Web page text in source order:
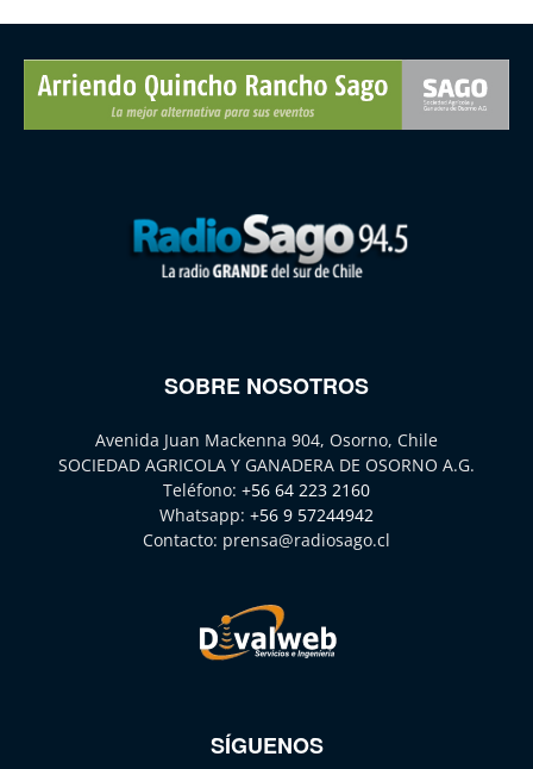
SOBRE NOSOTROS
Avenida Juan Mackenna 904, Osorno, Chile
SOCIEDAD AGRICOLA Y GANADERA DE OSORNO A.G.
Teléfono: +56 64 223 2160
Whatsapp: +56 9 57244942
Contacto: prensa@radiosago.cl
SÍGUENOS